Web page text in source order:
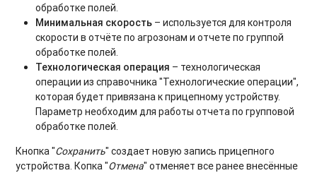
обработке полей.
Минимальная скорость – используется для контроля
скорости в отчёте по агрозонам и отчете по группой
обработке полей.
Технологическая операция – технологическая
операции из справочника "Технологические операции",
которая будет привязана к прицепному устройству.
Параметр необходим для работы отчета по групповой
обработке полей.
Кнопка "Сохранить" создает новую запись прицепного
устройства. Копка "Отмена" отменяет все ранее внесённые